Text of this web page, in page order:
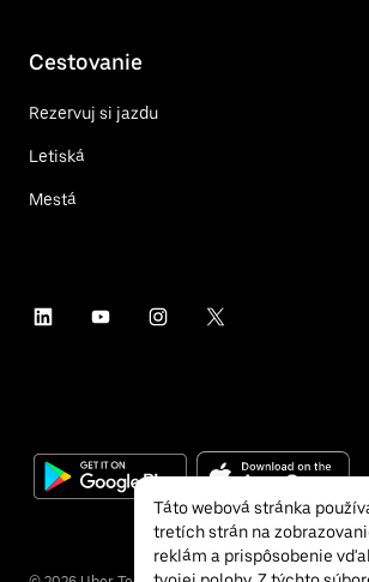
Cestovanie
Rezervuj si jazdu
Letiská
Mestá
Táto webová stránka
tretích strán na
reklám a prispôsobenie